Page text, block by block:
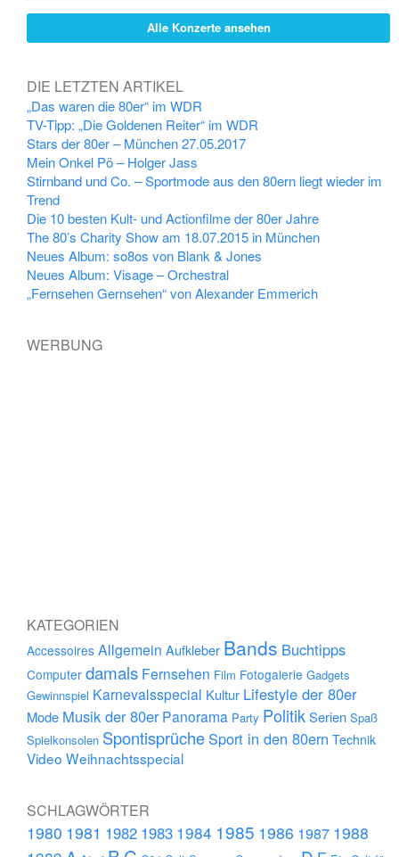
Alle Konzerte ansehen
DIE LETZTEN ARTIKEL
„Das waren die 80er“ im WDR
TV-Tipp: „Die Goldenen Reiter“ im WDR
Stars der 80er – München 27.05.2017
Mein Onkel Pö – Holger Jass
Stirnband und Co. – Sportmode aus den 80ern liegt wieder im
Trend
Die 10 besten Kult- und Actionfilme der 80er Jahre
The 80’s Charity Show am 18.07.2015 in München
Neues Album: so8os von Blank & Jones
Neues Album: Visage – Orchestral
„Fernsehen Gernsehen“ von Alexander Emmerich
WERBUNG
KATEGORIEN
Accessoires Allgemein Aufkleber Bands Buchtipps
Computer damals Fernsehen Film Fotogalerie Gadgets
Gewinnspiel Karnevalsspecial Kultur Lifestyle der 80er
Mode Musik der 80er Panorama Party PolitikSerien Spaß
Spielkonsolen Spontisprüche Sport in den 80ern Technik
Video Weihnachtsspecial
SCHLAGWÖRTER
1980 1981 1982 1983 1984 1985 1986 1987 1988